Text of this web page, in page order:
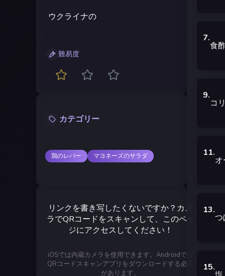
ウクライナの
難易度
カテゴリー
鶏のレバー マヨネーズのサラダ
リンクを書き写したくないですか？カメ
ラでQRコードをスキャンして、このペー
ジにアクセスしてください！
iOSでは内蔵カメラを使用できます。Androidでは
QRコードスキャンアプリをダウンロードする必要
があります。
7.
食
9.
コ
11.
13.
つ
15.